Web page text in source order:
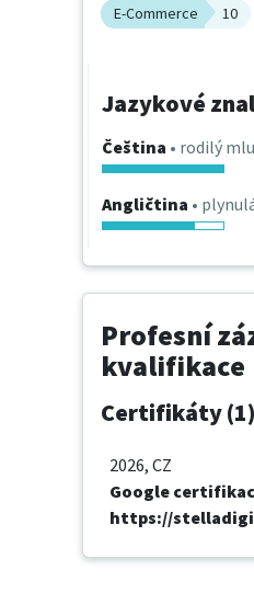
E-Commerce
10
Jazykové
Čeština • rodilý
Angličtina •
Profesní
kvalifikace
Certifikáty (1)
2026, CZ
Google
https://